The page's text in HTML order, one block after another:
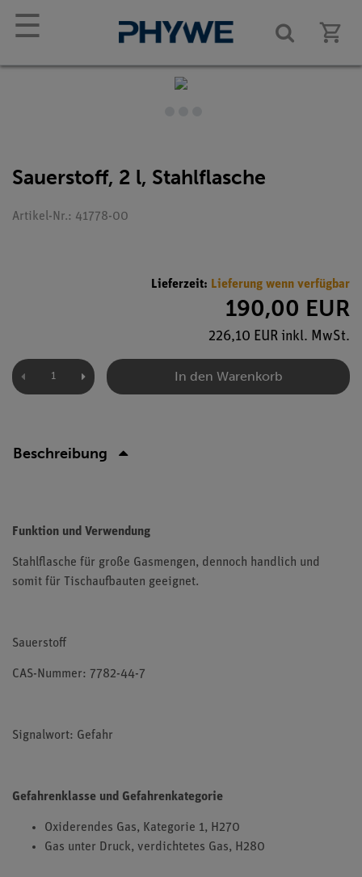
☰
Sauerstoff, 2 l, Stahlflasche
Artikel-Nr.: 41778-00
Lieferzeit: Lieferung wenn verfügbar
190,00 EUR
226,10 EUR inkl. MwSt.
In den Warenkorb
Beschreibung
Funktion und Verwendung
Stahlflasche für große Gasmengen, dennoch handlich und
somit für Tischaufbauten geeignet.
Sauerstoff
CAS-Nummer: 7782-44-7
Signalwort: Gefahr
Gefahrenklasse und Gefahrenkategorie
Oxiderendes Gas, Kategorie 1, H270
Gas unter Druck, verdichtetes Gas, H280